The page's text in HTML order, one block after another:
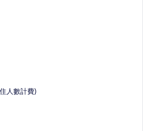
人數計費)